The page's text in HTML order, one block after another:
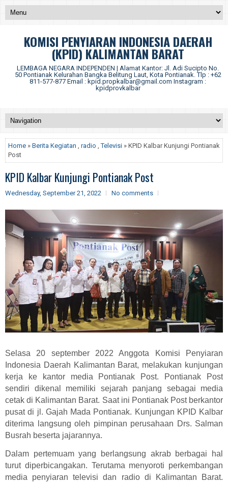
KOMISI PENYIARAN INDONESIA DAERAH
(KPID) KALIMANTAN BARAT
LEMBAGA NEGARA INDEPENDEN | Alamat Kantor: Jl. Adi Sucipto No.
50 Pontianak Kelurahan Bangka Belitung Laut, Kota Pontianak. Tlp : +62
811-577-877 Email : kpid.propkalbar@gmail.com Instagram :
kpidprovkalbar
Home » Berita Kegiatan , radio ,Televisi » KPID Kalbar Kunjungi Pontianak
Post
KPID Kalbar Kunjungi Pontianak Post
Wednesday, September 21, 2022 No comments
Selasa 20 september 2022 Anggota Komisi Penyiaran
Indonesia Daerah Kalimantan Barat, melakukan kunjungan
kerja ke kantor media Pontianak Post. Pontianak Post
sendiri dikenal memiliki sejarah panjang sebagai media
cetak di Kalimantan Barat. Saat ini Pontianak Post berkantor
pusat di jl. Gajah Mada Pontianak. Kunjungan KPID Kalbar
diterima langsung oleh pimpinan perusahaan Drs. Salman
Busrah beserta jajarannya.
Dalam pertemuam yang berlangsung akrab berbagai hal
turut diperbicangakan. Terutama menyoroti perkembangan
media penyiaran televisi dan radio di Kalimantan Barat.